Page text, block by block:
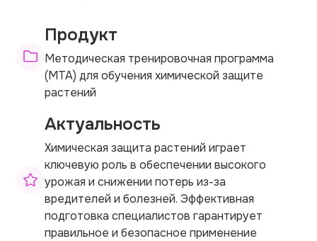
Продукт
Методическая тренировочная программа
(МТА) для обучения химической защите
растений
Актуальность
Химическая защита растений играет
ключевую роль в обеспечении высокого
урожая и снижении потерь из-за
вредителей и болезней. Эффективная
подготовка специалистов гарантирует
правильное и безопасное применение